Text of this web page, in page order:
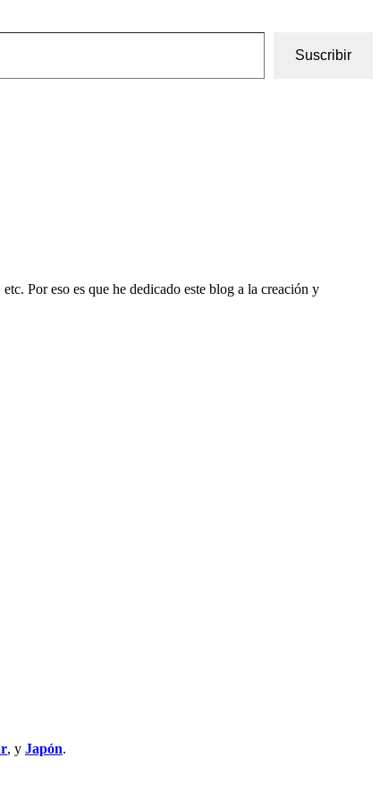
Suscribir
Por eso es que he dedicado este blog a la creación y
, y Japón.